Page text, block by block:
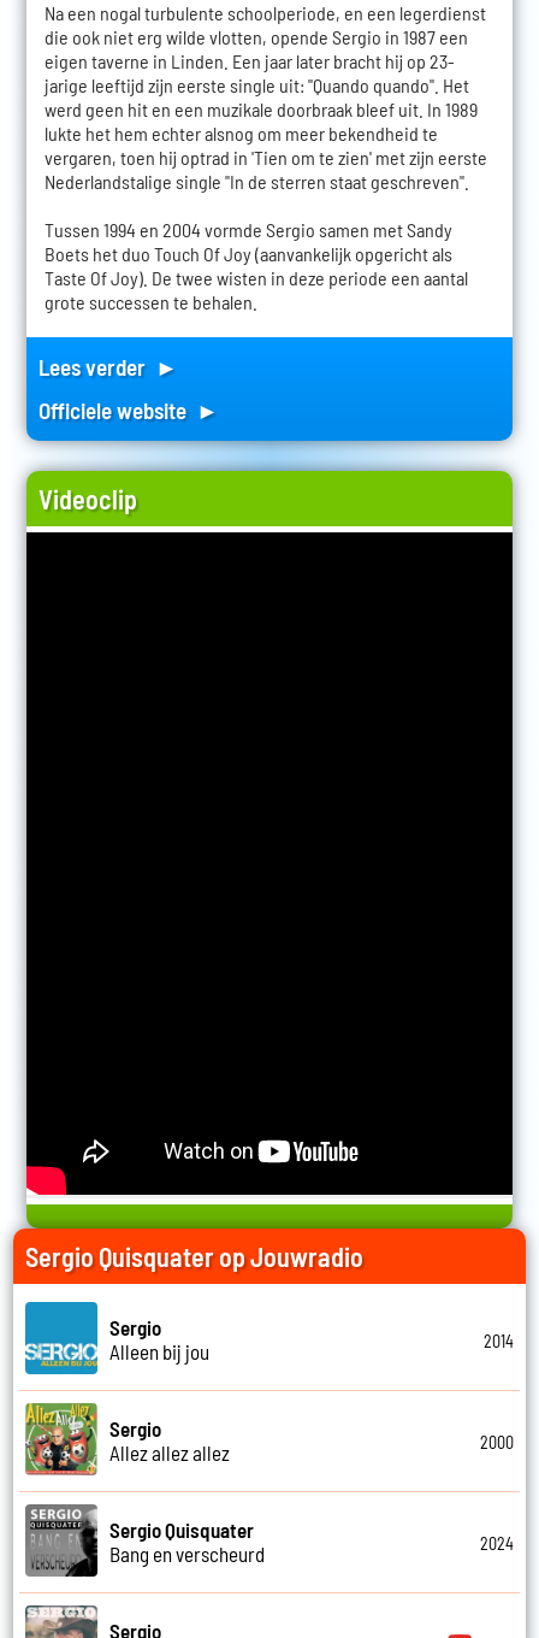
Na een nogal turbulente schoolperiode, en een legerdienst
die ook niet erg wilde vlotten, opende Sergio in 1987 een
eigen taverne in Linden. Een jaar later bracht hij op 23-
jarige leeftijd zijn eerste single uit: "Quando quando". Het
werd geen hit en een muzikale doorbraak bleef uit. In 1989
lukte het hem echter alsnog om meer bekendheid te
vergaren, toen hij optrad in 'Tien om te zien' met zijn eerste
Nederlandstalige single "In de sterren staat geschreven".
Tussen 1994 en 2004 vormde Sergio samen met Sandy
Boets het duo Touch Of Joy (aanvankelijk opgericht als
Taste Of Joy). De twee wisten in deze periode een aantal
grote successen te behalen.
Lees verder ►
Officiele website ►
Videoclip
Sergio Quisquater op Jouwradio
Sergio
Alleen bij jou
2014
Sergio
Allez allez allez
2000
Sergio Quisquater
Bang en verscheurd
2024
Sergio